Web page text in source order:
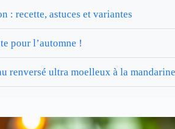
: recette, astuces et variantes
pour l’automne !
renversé ultra moelleux à la